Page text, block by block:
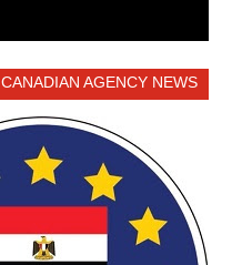
CANADIAN AGENCY NEWS